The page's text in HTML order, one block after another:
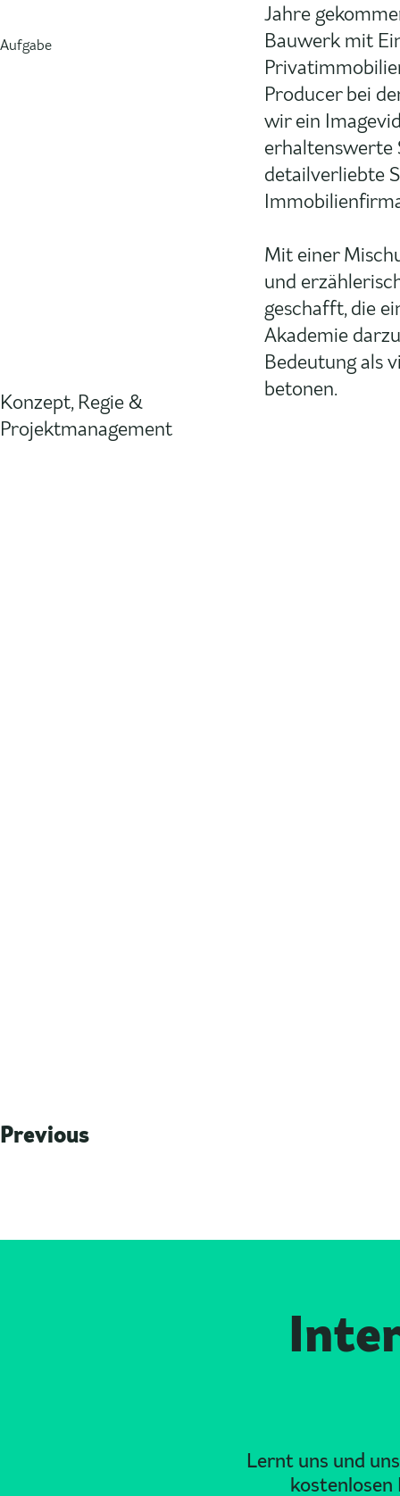
Aufgabe
Konzept, Regie &
Projektmanagement
Jahre
Bauwerk mit
Producer bei
wir ein
erhaltenswerte
detailverliebte
Mit einer
und
geschafft, die
Akademie
Bedeutung als
betonen.
Previous
Lernt uns und
kostenlosen